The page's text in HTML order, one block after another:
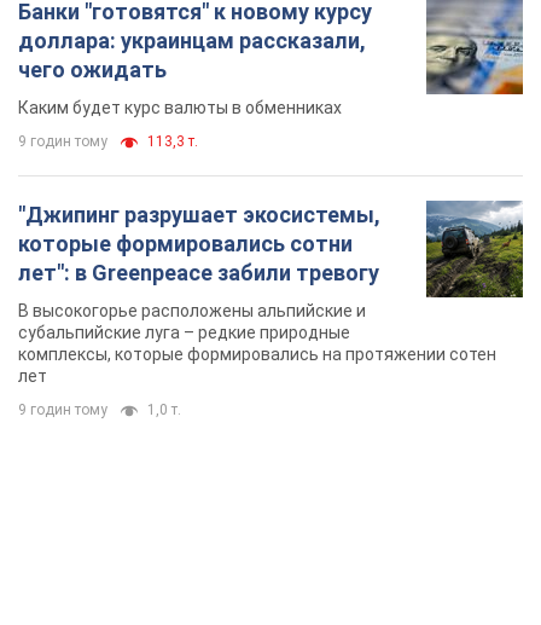
Банки "готовятся" к новому курсу
доллара: украинцам рассказали,
чего ожидать
Каким будет курс валюты в обменниках
9 годин тому 113,3 т.
"Джипинг разрушает экосистемы,
которые формировались сотни
лет": в Greenpeace забили тревогу
В высокогорье расположены альпийские и
субальпийские луга – редкие природные
комплексы, которые формировались на протяжении сотен
лет
9 годин тому 1,0 т.